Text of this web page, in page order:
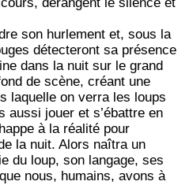
son hurlement et, sous la
détecteront sa présence
dans la nuit sur le grand
de scène, créant une
laquelle on verra les loups
aussi jouer et s’ébattre en
à la réalité pour
la nuit. Alors naîtra un
du loup, son langage, ses
nous, humains, avons à